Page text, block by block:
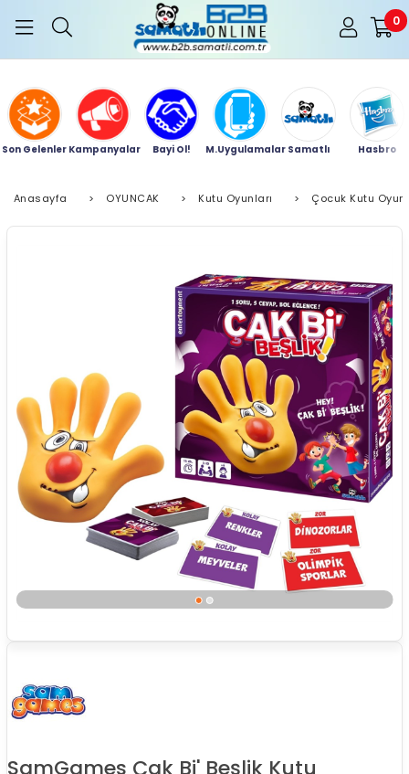
0
Son Gelenler Kampanyalar Bayi Ol! M.Uygulamalar Samatlı Hasbro
Anasayfa > OYUNCAK > Kutu Oyunları > Çocuk Kutu
SamGames Çak Bi' Beşlik Kutu